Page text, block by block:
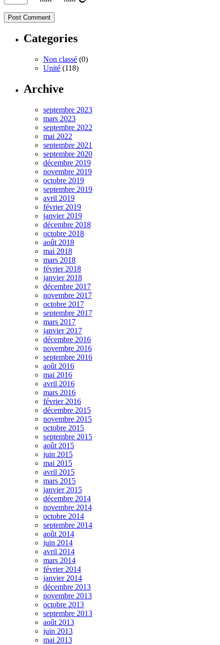
Categories
Non classé (0)
Unité (118)
Archive
septembre 2023
mars 2023
septembre 2022
mai 2022
septembre 2021
septembre 2020
décembre 2019
novembre 2019
octobre 2019
septembre 2019
avril 2019
février 2019
janvier 2019
décembre 2018
octobre 2018
août 2018
mai 2018
mars 2018
février 2018
janvier 2018
décembre 2017
novembre 2017
octobre 2017
septembre 2017
mars 2017
janvier 2017
décembre 2016
novembre 2016
septembre 2016
août 2016
mai 2016
avril 2016
mars 2016
février 2016
décembre 2015
novembre 2015
octobre 2015
septembre 2015
août 2015
juin 2015
mai 2015
avril 2015
mars 2015
janvier 2015
décembre 2014
novembre 2014
octobre 2014
septembre 2014
août 2014
juin 2014
avril 2014
mars 2014
février 2014
janvier 2014
décembre 2013
novembre 2013
octobre 2013
septembre 2013
août 2013
juin 2013
mai 2013